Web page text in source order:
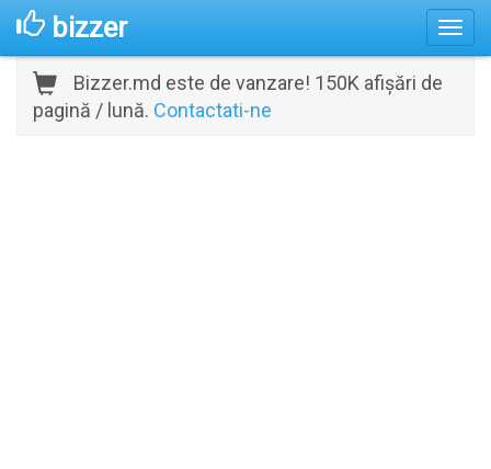
bizzer
Bizzer.md este de vanzare! 150K afișări de
pagină / lună. Contactati-ne